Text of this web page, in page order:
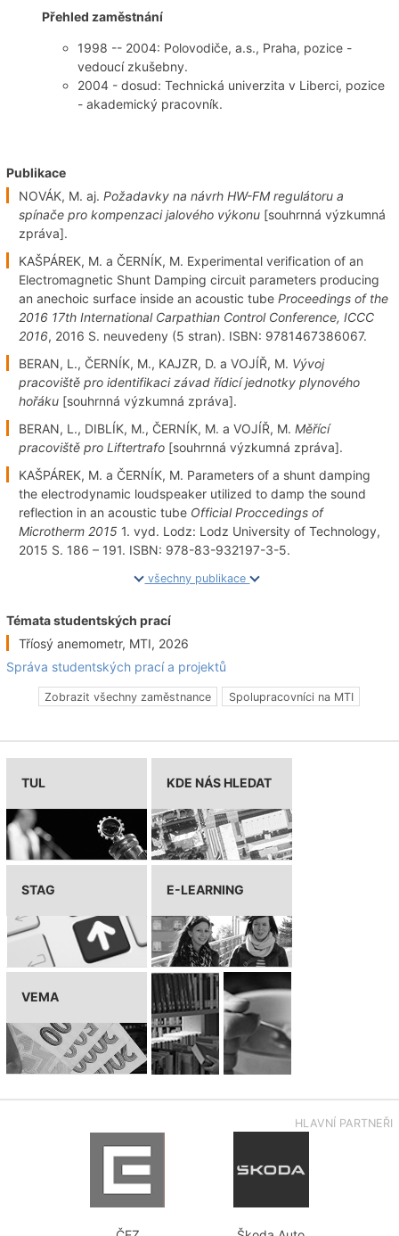
Přehled zaměstnání
1998 -- 2004: Polovodiče, a.s., Praha, pozice -
vedoucí zkušebny.
2004 - dosud: Technická univerzita v Liberci, pozice
- akademický pracovník.
Publikace
NOVÁK, M. aj. Požadavky na návrh HW-FM regulátoru a
spínače pro kompenzaci jalového výkonu[souhrnná výzkumná
zpráva].
KAŠPÁREK, M. a ČERNÍK, M. Experimental verification of an
Electromagnetic Shunt Damping circuit parameters producing
an anechoic surface inside an acoustic tube Proceedings of the
2016 17th International Carpathian Control Conference, ICCC
2016, 2016 S. neuvedeny (5 stran). ISBN: 9781467386067.
BERAN, L., ČERNÍK, M., KAJZR, D. a VOJÍŘ, M. Vývoj
pracoviště pro identifikaci závad řídicí jednotky plynového
hořáku[souhrnná výzkumná zpráva].
BERAN, L., DIBLÍK, M., ČERNÍK, M. a VOJÍŘ, M. Měřící
pracoviště pro Liftertrafo[souhrnná výzkumná zpráva].
KAŠPÁREK, M. a ČERNÍK, M. Parameters of a shunt damping
the electrodynamic loudspeaker utilized to damp the sound
reflection in an acoustic tube Official Proccedings of
Microtherm 2015 1. vyd. Lodz: Lodz University of Technology,
2015 S. 186 – 191. ISBN: 978-83-932197-3-5.
všechny publikace
Témata studentských prací
Tříosý anemometr, MTI, 2026
Správa studentských prací a projektů
Zobrazit všechny zaměstnance Spolupracovníci na MTI
TUL KDE NÁS HLEDAT
STAG E-LEARNING
VEMA
HLAVNÍ PARTNEŘI